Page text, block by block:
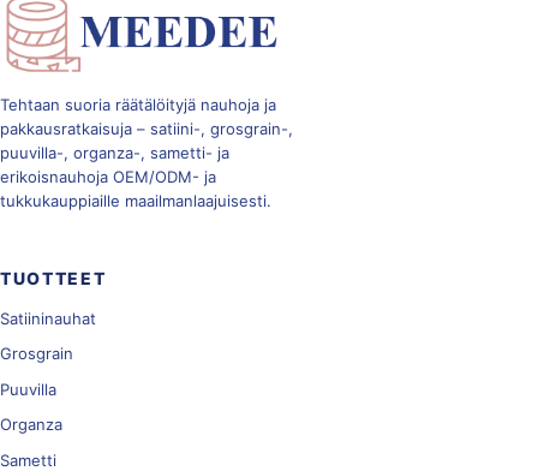
Tehtaan suoria räätälöityjä nauhoja ja
pakkausratkaisuja – satiini-, grosgrain-,
puuvilla-, organza-, sametti- ja
erikoisnauhoja OEM/ODM- ja
tukkukauppiaille maailmanlaajuisesti.
TUOTTEET
Satiininauhat
Grosgrain
Puuvilla
Organza
Sametti